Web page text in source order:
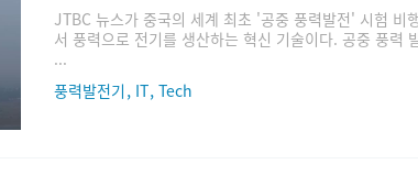
JTBC 뉴스가 중국의 세계 최초 '공중 풍력발전' 시험 비
서 풍력으로 전기를 생산하는 혁신 기술이다. 공중 풍력
...
풍력발전기, IT, Tech